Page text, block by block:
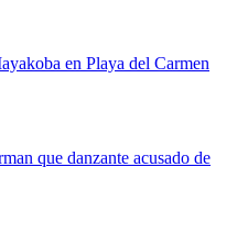
en Playa del Carmen
que danzante acusado de